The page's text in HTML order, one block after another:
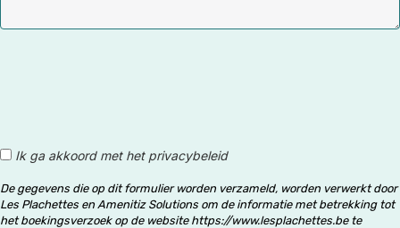
Ik ga akkoord met het privacybeleid
De gegevens die op dit formulier worden verzameld, worden verwerkt door
Les Plachettes en Amenitiz Solutions om de informatie met betrekking tot
het boekingsverzoek op de website https://www.lesplachettes.be te